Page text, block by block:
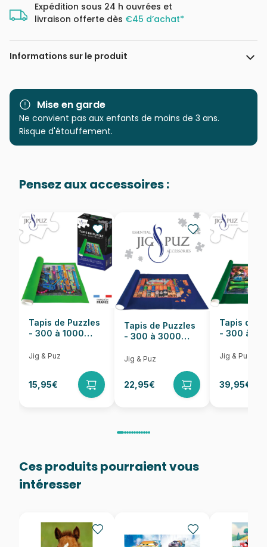
Expédition sous 24 h ouvrées et
livraison offerte dès €45 d’achat*
Informations sur le produit
Marque Dino
Catégorie
Puzzles - Affiches, Cinéma,
EAN
Nombre de pièces 54 pièces
Dimensions 20 x 13 cm
Mise en garde
Ne convient pas aux enfants de moins de 3 ans.
Risque d'étouffement.
Pensez aux accessoires :
Tapis de Puzzles
- 300 à 1000
Jig & Puz
15,95€
Tapis de Puzzles
- 300 à 3000
Jig & Puz
22,95€
Tapis de
- 300 à
Jig & Puz
39,95€
Ces produits pourraient vous
intéresser